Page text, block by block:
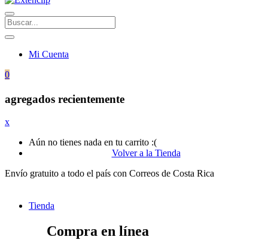
Mi Cuenta
0
agregados recientemente
x
Aún no tienes nada en tu carrito :(
Volver a la Tienda
Envío gratuito a todo el país con Correos de Costa Rica
Tienda
Compra en línea